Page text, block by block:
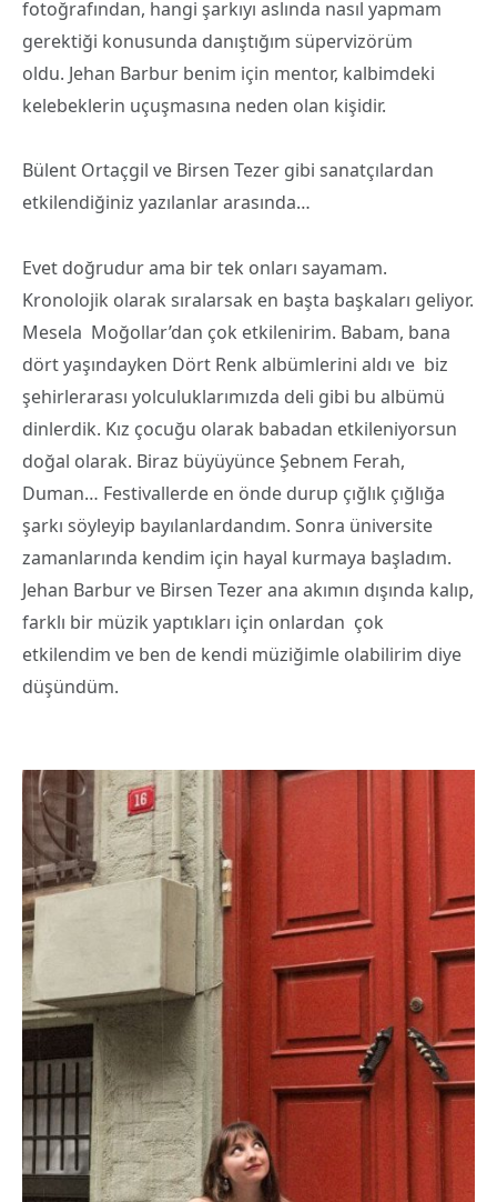
fotoğrafından, hangi şarkıyı aslında nasıl yapmam
gerektiği konusunda danıştığım süpervizörüm
oldu. Jehan Barbur benim için mentor, kalbimdeki
kelebeklerin uçuşmasına neden olan kişidir.
Bülent Ortaçgil ve Birsen Tezer gibi sanatçılardan
etkilendiğiniz yazılanlar arasında…
Evet doğrudur ama bir tek onları sayamam.
Kronolojik olarak sıralarsak en başta başkaları geliyor.
Mesela Moğollar’dan çok etkilenirim. Babam, bana
dört yaşındayken Dört Renk albümlerini aldı ve biz
şehirlerarası yolculuklarımızda deli gibi bu albümü
dinlerdik. Kız çocuğu olarak babadan etkileniyorsun
doğal olarak. Biraz büyüyünce Şebnem Ferah,
Duman… Festivallerde en önde durup çığlık çığlığa
şarkı söyleyip bayılanlardandım. Sonra üniversite
zamanlarında kendim için hayal kurmaya başladım.
Jehan Barbur ve Birsen Tezer ana akımın dışında kalıp,
farklı bir müzik yaptıkları için onlardan çok
etkilendim ve ben de kendi müziğimle olabilirim diye
düşündüm.